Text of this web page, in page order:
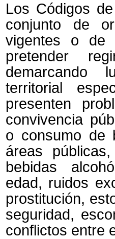
Los Códigos
conjunto de
vigentes o de
pretender
demarcando
territorial
presenten
convivencia
o consumo de
áreas
bebidas
edad, ruidos
prostitución,
seguridad,
conflictos entre